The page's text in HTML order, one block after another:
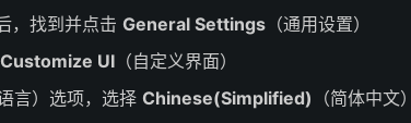
，找到并点击 General Settings （通用设置）
Customize UI （自定义界面）
语言）选项，选择 Chinese(Simplified) （简体中文）